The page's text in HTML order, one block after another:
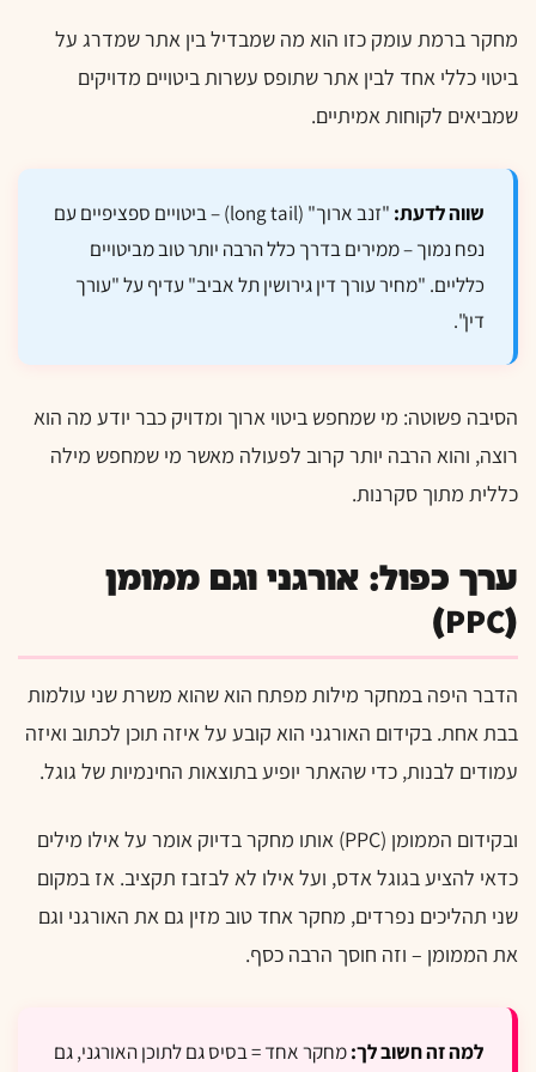
מחקר ברמת עומק כזו הוא מה שמבדיל בין אתר שמדרג על
ביטוי כללי אחד לבין אתר שתופס עשרות ביטויים מדויקים
שמביאים לקוחות אמיתיים.
שווה לדעת:
"זנב ארוך" (long tail) – ביטויים ספציפיים עם
נפח נמוך – ממירים בדרך כלל הרבה יותר טוב מביטויים
כלליים. "מחיר עורך דין גירושין תל אביב" עדיף על "עורך
דין".
הסיבה פשוטה: מי שמחפש ביטוי ארוך ומדויק כבר יודע מה הוא
רוצה, והוא הרבה יותר קרוב לפעולה מאשר מי שמחפש מילה
כללית מתוך סקרנות.
ערך כפול: אורגני וגם ממומן
(PPC)
הדבר היפה במחקר מילות מפתח הוא שהוא משרת שני עולמות
בבת אחת. בקידום האורגני הוא קובע על איזה תוכן לכתוב ואיזה
עמודים לבנות, כדי שהאתר יופיע בתוצאות החינמיות של גוגל.
ובקידום הממומן (PPC) אותו מחקר בדיוק אומר על אילו מילים
כדאי להציע בגוגל אדס, ועל אילו לא לבזבז תקציב. אז במקום
שני תהליכים נפרדים, מחקר אחד טוב מזין גם את האורגני וגם
את הממומן – וזה חוסך הרבה כסף.
למה זה חשוב לך:מחקר אחד = בסיס גם לתוכן האורגני, גם